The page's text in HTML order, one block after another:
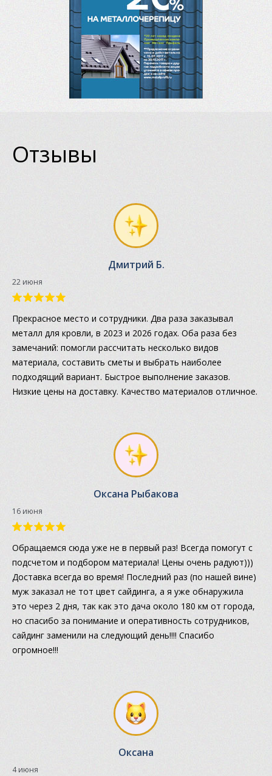
Отзывы
Дмитрий Б.
22 июня
Прекрасное место и сотрудники. Два раза заказывал
металл для кровли, в 2023 и 2026 годах. Оба раза без
замечаний: помогли рассчитать несколько видов
материала, составить сметы и выбрать наиболее
подходящий вариант. Быстрое выполнение заказов.
Низкие цены на доставку. Качество материалов отличное.
Оксана Рыбакова
16 июня
Обращаемся сюда уже не в первый раз! Всегда помогут с
подсчетом и подбором материала! Цены очень радуют)))
Доставка всегда во время! Последний раз (по нашей вине)
муж заказал не тот цвет сайдинга, а я уже обнаружила
это через 2 дня, так как это дача около 180 км от города,
но спасибо за понимание и оперативность сотрудников,
сайдинг заменили на следующий день!!!! Спасибо
огромное!!!
Оксана
4 июня